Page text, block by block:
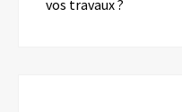
vos travaux ?